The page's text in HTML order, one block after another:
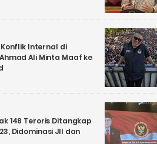
Internal di
Ali Minta Maaf ke
148 Teroris Ditangkap
Didominasi JII dan